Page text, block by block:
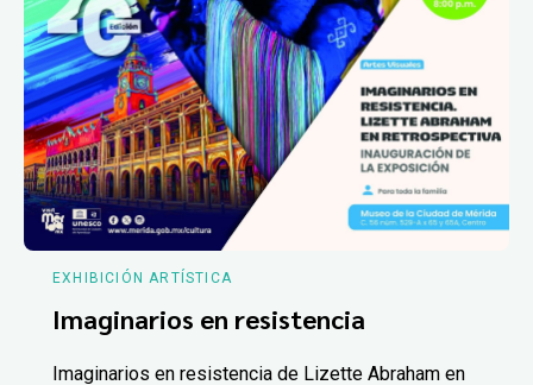
EXHIBICIÓN ARTÍSTICA
Imaginarios en resistencia
Imaginarios en resistencia de Lizette Abraham en